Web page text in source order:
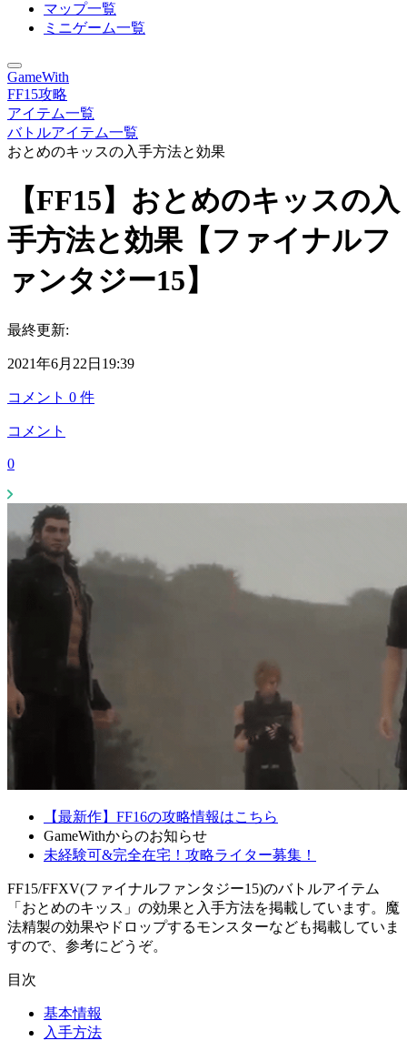
マップ一覧
ミニゲーム一覧
GameWith
FF15攻略
アイテム一覧
バトルアイテム一覧
おとめのキッスの入手方法と効果
【FF15】おとめのキッスの入
手方法と効果【ファイナルフ
ァンタジー15】
最終更新:
2021年6月22日19:39
コメント 0 件
コメント
0
【最新作】FF16の攻略情報はこちら
GameWithからのお知らせ
未経験可&完全在宅！攻略ライター募集！
FF15/FFXV(ファイナルファンタジー15)のバトルアイテム
「おとめのキッス」の効果と入手方法を掲載しています。魔
法精製の効果やドロップするモンスターなども掲載していま
すので、参考にどうぞ。
目次
基本情報
入手方法